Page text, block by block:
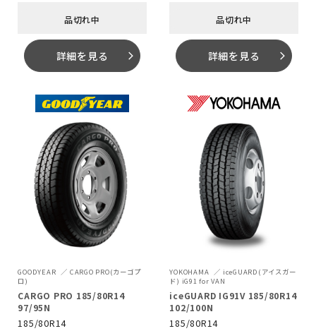
品切れ中
詳細を見る arrow_forward_ios
品切れ中
詳細を見る arrow_forward_ios
GOODYEAR
CARGO PRO(カーゴプ
ロ)
CARGO PRO 185/80R14
97/95N
185/80R14
YOKOHAMA
iceGUARD(アイスガー
ド) iG91 for VAN
iceGUARD IG91V 185/80R14
102/100N
185/80R14